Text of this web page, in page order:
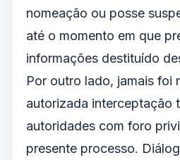
nomeação ou posse
até o momento em que
informações destituído
Por outro lado, jamais foi
autorizada interceptação
autoridades com foro
presente processo.